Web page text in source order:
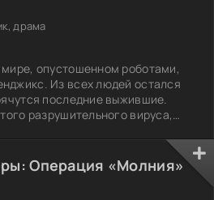
драма
опустошенном роботами,
Из всех людей остался
последние выжившие.
разрушительного вируса,
у него появляется шанс
кошмару. Смогут ли они
своего же творения и
гибели?
Операция «Молния»